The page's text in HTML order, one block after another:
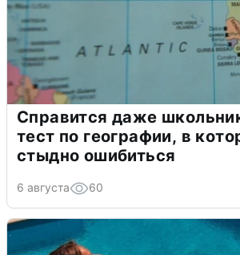
Справится даже
тест по географии, в
стыдно ошибиться
6 августа 60